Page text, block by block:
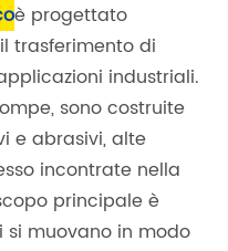
è progettato
trasferimento di
industriali.
sono costruite
e abrasivi, alte
incontrate nella
principale è
muovano in modo